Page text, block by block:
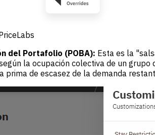
del Portafolio (POBA): Esta es la
la ocupación colectiva de un
de escasez de la demanda